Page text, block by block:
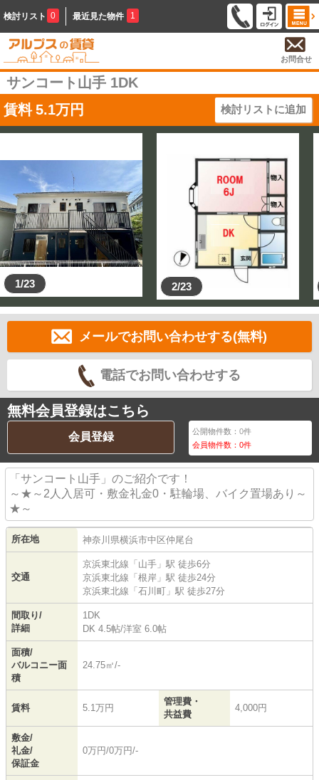
検討リスト 0 最近見た物件 1
お問合せ
サンコート山手 1DK
賃料 5.1万円 検討リストに追加
1/23 2/23
メールでお問い合わせする(無料)
電話でお問い合わせする
無料会員登録はこちら
会員登録 公開物件数：0件
会員物件数：0件
「サンコート山手」のご紹介です！
～★～2人入居可・敷金礼金0・駐輪場、バイク置場あり～
★～
所在地 神奈川県横浜市中区仲尾台
交通
京浜東北線 「 山手 」駅 徒歩6分
京浜東北線 「 根岸 」駅 徒歩24分
京浜東北線 「 石川町 」駅 徒歩27分
間取り/
詳細
1DK
DK 4.5帖/洋室 6.0帖
面積/
バルコニー面
積
24.75㎡/-
賃料 5.1万円
管理費・
共益費
4,000円
敷金/
礼金/
保証金
0万円/0万円/-